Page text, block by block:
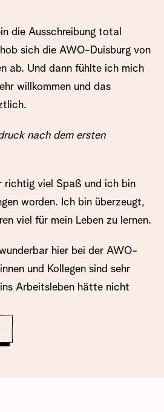
die Ausschreibung total
sich die AWO-Duisburg von
ab. Und dann fühlte ich mich
willkommen und das
nach dem ersten
richtig viel Spaß und ich bin
worden. Ich bin überzeugt,
viel für mein Leben zu lernen.
hier bei der AWO-
und Kollegen sind sehr
Arbeitsleben hätte nicht